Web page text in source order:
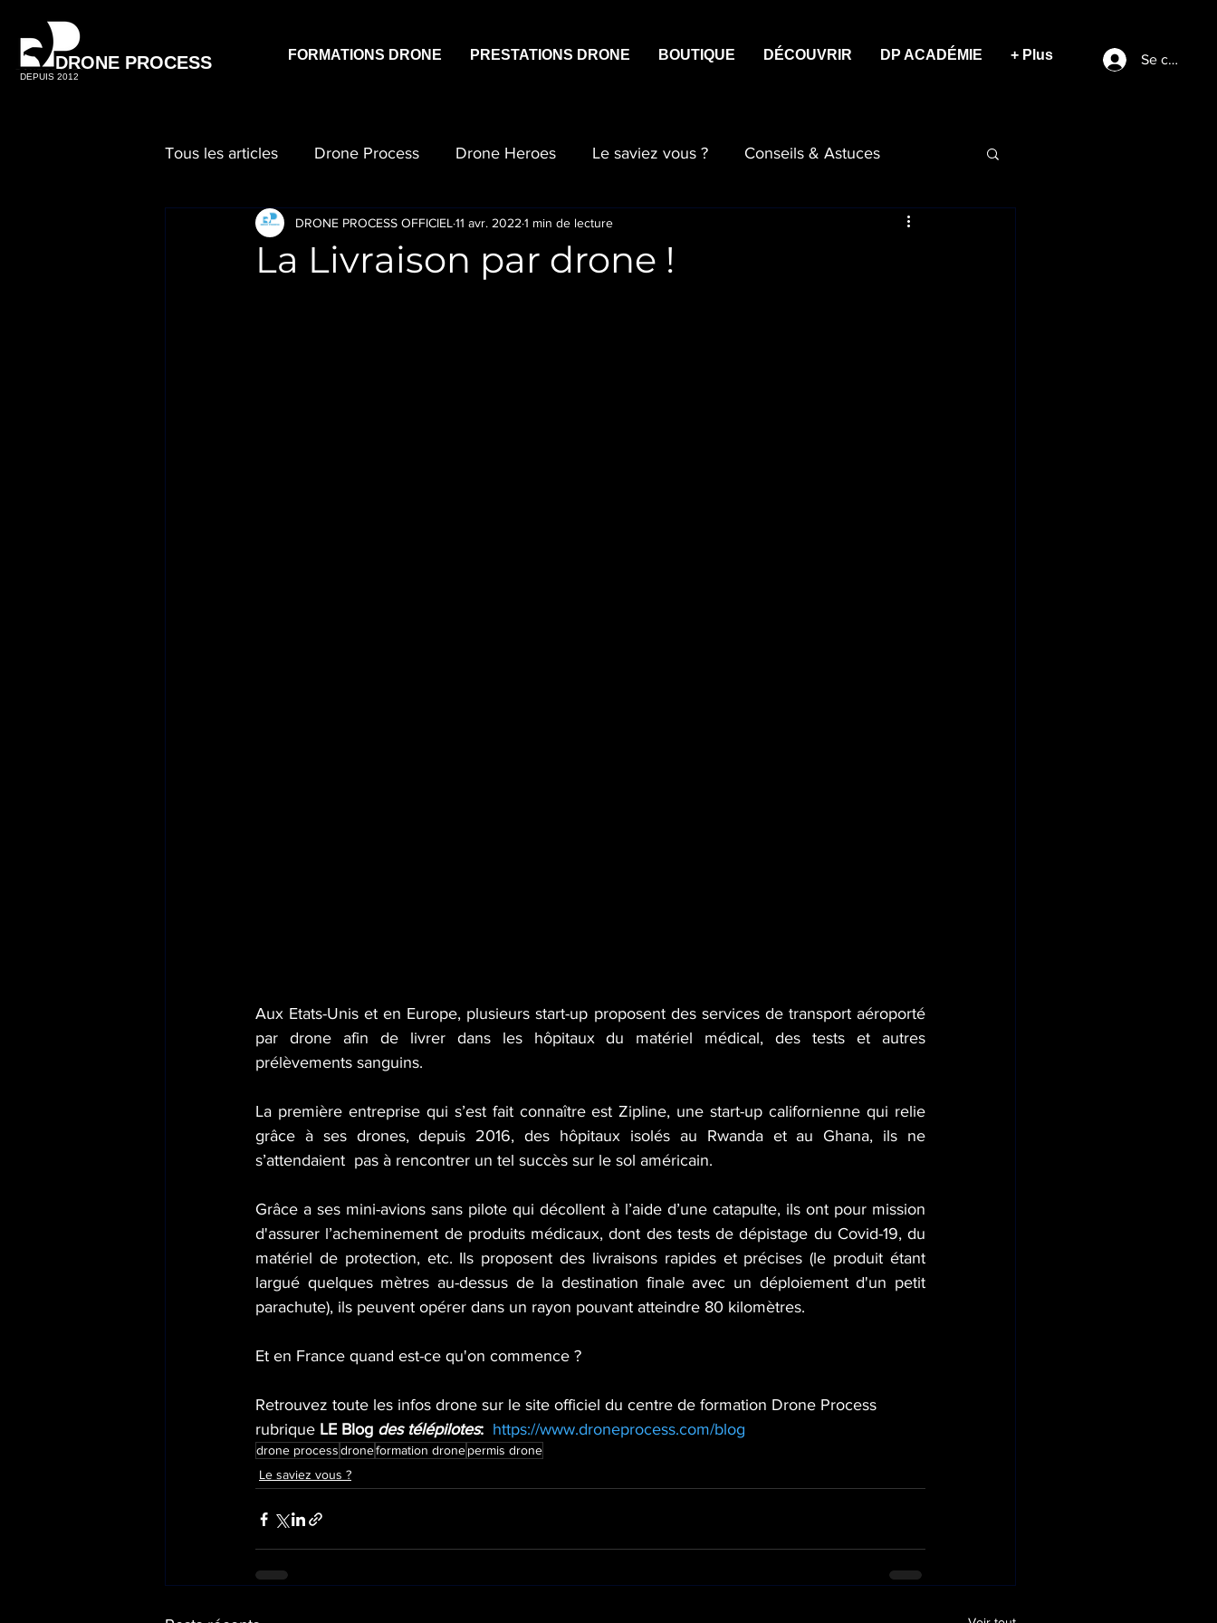
DRONE PROCESS
DEPUIS 2012
FORMATIONS DRONE PRESTATIONS DRONE BOUTIQUE DÉCOUVRIR DP ACADÉMIE + Plus Se
Tous les articles Drone Process Drone Heroes Le saviez vous ? Conseils & Astuces
La Livraison par drone !
DRONE PROCESS OFFICIEL 11 avr. 2022 1 min de lecture
Aux Etats-Unis et en Europe, plusieurs start-up proposent des services de transport aéroporté
par drone afin de livrer dans les hôpitaux du matériel médical, des tests et autres
prélèvements sanguins.
La première entreprise qui s’est fait connaître est Zipline, une start-up californienne qui relie
grâce à ses drones, depuis 2016, des hôpitaux isolés au Rwanda et au Ghana, ils ne
s’attendaient  pas à rencontrer un tel succès sur le sol américain.
Grâce a ses mini-avions sans pilote qui décollent à l’aide d’une catapulte, ils ont pour mission
d'assurer l’acheminement de produits médicaux, dont des tests de dépistage du Covid-19, du
matériel de protection, etc. Ils proposent des livraisons rapides et précises (le produit étant
largué quelques mètres au-dessus de la destination finale avec un déploiement d'un petit
parachute), ils peuvent opérer dans un rayon pouvant atteindre 80 kilomètres.
Et en France quand est-ce qu'on commence ?
Retrouvez toute les infos drone sur le site officiel du centre de formation Drone Process
rubrique LE Blog des télépilotes: https://www.droneprocess.com/blog
drone processdroneformation dronepermis drone
Le saviez vous ?